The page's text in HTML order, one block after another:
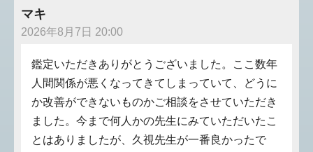
マキ
2026年8月7日 20:00
鑑定いただきありがとうございました。ここ数年
人間関係が悪くなってきてしまっていて、どうに
か改善ができないものかご相談をさせていただき
ました。今まで何人かの先生にみていただいたこ
とはありましたが、久視先生が一番良かったで